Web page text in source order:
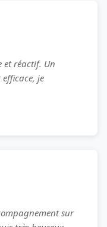
et réactif. Un
je
sur